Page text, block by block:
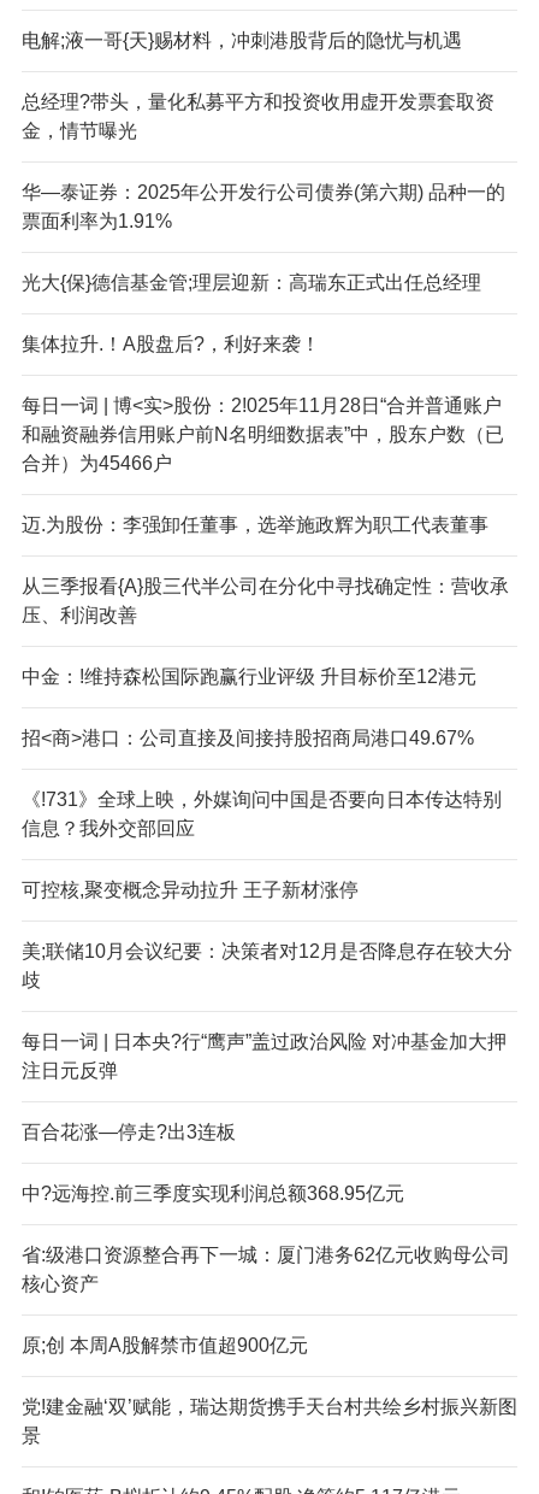
电解;液一哥{天}赐材料，冲刺港股背后的隐忧与机遇
总经理?带头，量化私募平方和投资收用虚开发票套取资
金，情节曝光
华—泰证券：2025年公开发行公司债券(第六期) 品种一的
票面利率为1.91%
光大{保}德信基金管;理层迎新：高瑞东正式出任总经理
集体拉升.！A股盘后?，利好来袭！
每日一词 | 博<实>股份：2!025年11月28日“合并普通账户
和融资融券信用账户前N名明细数据表”中，股东户数（已
合并）为45466户
迈.为股份：李强卸任董事，选举施政辉为职工代表董事
从三季报看{A}股三代半公司在分化中寻找确定性：营收承
压、利润改善
中金：!维持森松国际跑赢行业评级 升目标价至12港元
招<商>港口：公司直接及间接持股招商局港口49.67%
《!731》全球上映，外媒询问中国是否要向日本传达特别
信息？我外交部回应
可控核,聚变概念异动拉升 王子新材涨停
美;联储10月会议纪要：决策者对12月是否降息存在较大分
歧
每日一词 | 日本央?行“鹰声”盖过政治风险 对冲基金加大押
注日元反弹
百合花涨—停走?出3连板
中?远海控.前三季度实现利润总额368.95亿元
省:级港口资源整合再下一城：厦门港务62亿元收购母公司
核心资产
原;创 本周A股解禁市值超900亿元
党!建金融‘双’赋能，瑞达期货携手天台村共绘乡村振兴新图
景